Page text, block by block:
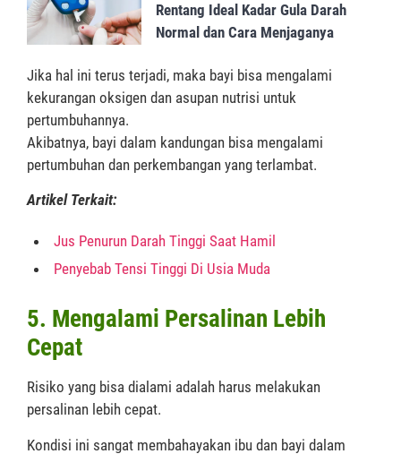
Rentang Ideal Kadar Gula Darah
Normal dan Cara Menjaganya
Jika hal ini terus terjadi, maka bayi bisa mengalami
kekurangan oksigen dan asupan nutrisi untuk
pertumbuhannya.
Akibatnya, bayi dalam kandungan bisa mengalami
pertumbuhan dan perkembangan yang terlambat.
Artikel Terkait:
Jus Penurun Darah Tinggi Saat Hamil
Penyebab Tensi Tinggi Di Usia Muda
5. Mengalami Persalinan Lebih
Cepat
Risiko yang bisa dialami adalah harus melakukan
persalinan lebih cepat.
Kondisi ini sangat membahayakan ibu dan bayi dalam